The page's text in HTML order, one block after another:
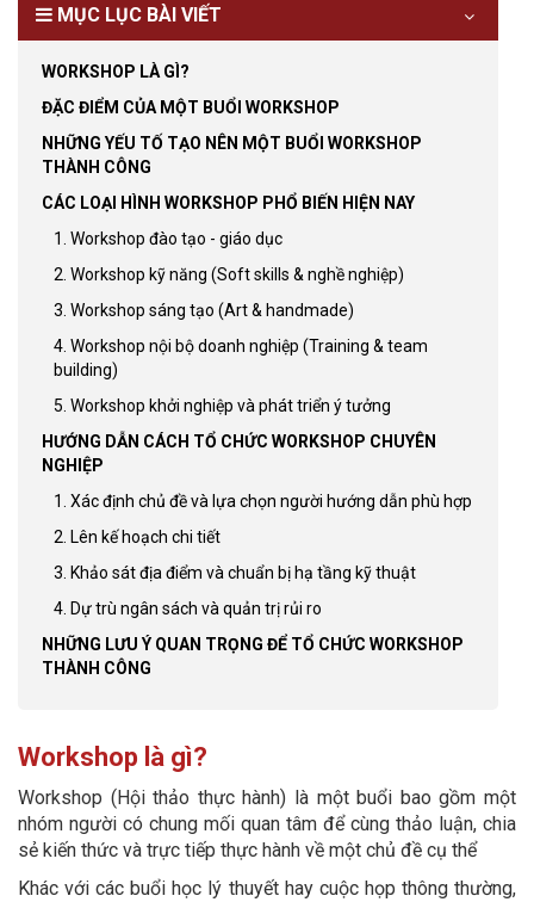
MỤC LỤC BÀI VIẾT
WORKSHOP LÀ GÌ?
ĐẶC ĐIỂM CỦA MỘT BUỔI WORKSHOP
NHỮNG YẾU TỐ TẠO NÊN MỘT BUỔI WORKSHOP
THÀNH CÔNG
CÁC LOẠI HÌNH WORKSHOP PHỔ BIẾN HIỆN NAY
1. Workshop đào tạo - giáo dục
2. Workshop kỹ năng (Soft skills & nghề nghiệp)
3. Workshop sáng tạo (Art & handmade)
4. Workshop nội bộ doanh nghiệp (Training & team
building)
5. Workshop khởi nghiệp và phát triển ý tưởng
HƯỚNG DẪN CÁCH TỔ CHỨC WORKSHOP CHUYÊN
NGHIỆP
1. Xác định chủ đề và lựa chọn người hướng dẫn phù hợp
2. Lên kế hoạch chi tiết
3. Khảo sát địa điểm và chuẩn bị hạ tầng kỹ thuật
4. Dự trù ngân sách và quản trị rủi ro
NHỮNG LƯU Ý QUAN TRỌNG ĐỂ TỔ CHỨC WORKSHOP
THÀNH CÔNG
Workshop là gì?
Workshop (Hội thảo thực hành) là một buổi bao gồm một
nhóm người có chung mối quan tâm để cùng thảo luận, chia
sẻ kiến thức và trực tiếp thực hành về một chủ đề cụ thể
Khác với các buổi học lý thuyết hay cuộc họp thông thường,